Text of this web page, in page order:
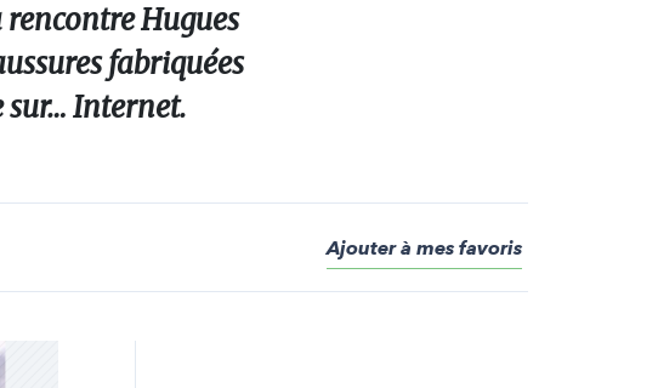
Hugues
fabriquées
sur… Internet.
Ajouter à mes favoris